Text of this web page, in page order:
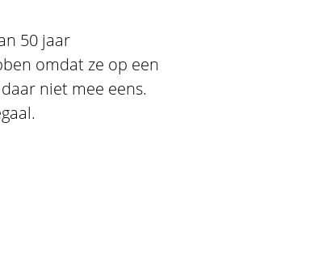
50 jaar
omdat ze op een
niet mee eens.